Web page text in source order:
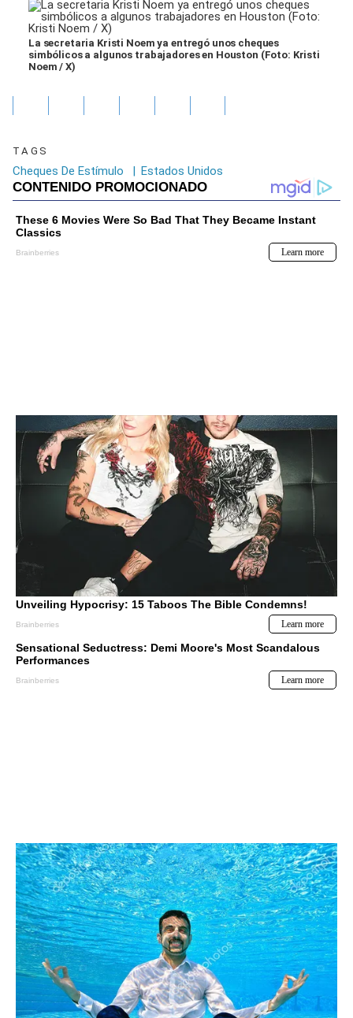
La secretaria Kristi Noem ya entregó unos cheques
simbólicos a algunos trabajadores en Houston (Foto: Kristi
Noem / X)
TAGS
Cheques De Estímulo | Estados Unidos